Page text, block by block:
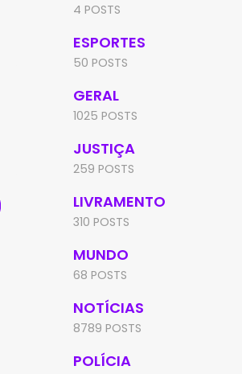
4 POSTS
ESPORTES
50 POSTS
GERAL
1025 POSTS
JUSTIÇA
259 POSTS
LIVRAMENTO
310 POSTS
MUNDO
68 POSTS
NOTÍCIAS
8789 POSTS
POLÍCIA